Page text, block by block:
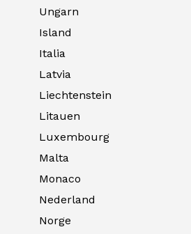
Ungarn
Island
Italia
Latvia
Liechtenstein
Litauen
Luxembourg
Malta
Monaco
Nederland
Norge